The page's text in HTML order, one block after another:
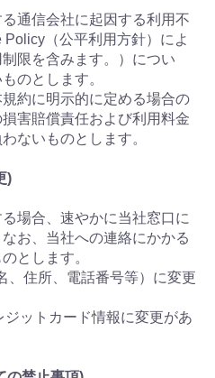
通信会社に起因する利用不
（公平利用方針）によ
限を含みます。）につい
のとします。
約に明示的に定める場合の
害賠償責任および利用料金
ないものとします。
)
場合、速やかに当社窓口に
お、当社への連絡にかかる
とします。
、住所、電話番号等）に変更
ットカード情報に変更があ